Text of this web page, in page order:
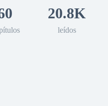
20.8K
leídos